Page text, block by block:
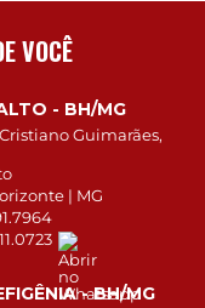
VOCÊ
- BH/MG
Guimarães,
| MG
- BH/MG